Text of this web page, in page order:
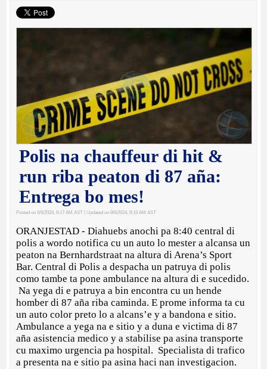
Polis na chauffeur di hit &
run riba peaton di 87 aña:
Entrega bo mes!
Posted on 9/6/2024, 9:17 AM AST | Updated on 9/6/2024, 9:19 AM AST
ORANJESTAD - Diahuebs anochi pa 8:40 central di
polis a wordo notifica cu un auto lo mester a alcansa un
peaton na Bernhardstraat na altura di Arena’s Sport
Bar. Central di Polis a despacha un patruya di polis
como tambe ta pone ambulance na altura di e sucedido.
Na yega di e patruya a bin encontra cu un hende
homber di 87 aña riba caminda. E prome informa ta cu
un auto color preto lo a alcans’e y a bandona e sitio.
Ambulance a yega na e sitio y a duna e victima di 87
aña asistencia medico y a stabilise pa asina transporte
cu maximo urgencia pa hospital. Specialista di trafico
a presenta na e sitio pa asina haci nan investigacion.